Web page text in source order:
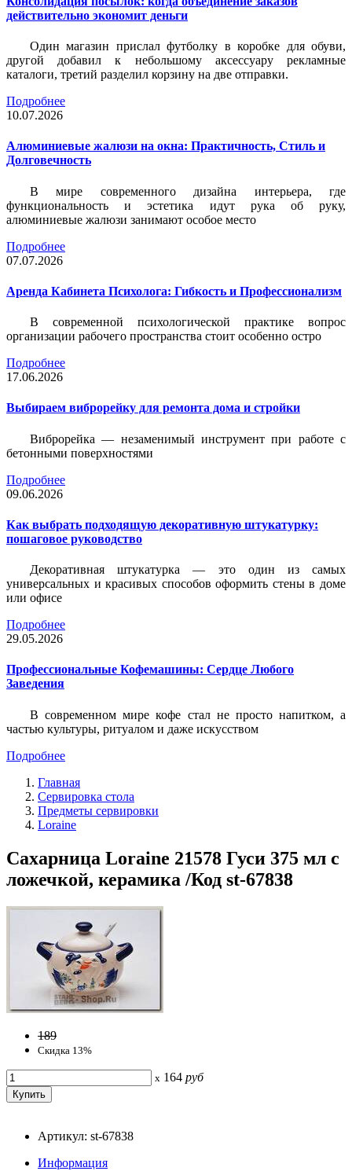
действительно экономит деньги
Один магазин прислал футболку в коробке для обуви,
другой добавил к небольшому аксессуару рекламные
каталоги, третий разделил корзину на две отправки.
Подробнее
10.07.2026
Алюминиевые жалюзи на окна: Практичность, Стиль и
Долговечность
В мире современного дизайна интерьера, где
функциональность и эстетика идут рука об руку,
алюминиевые жалюзи занимают особое место
Подробнее
07.07.2026
Аренда Кабинета Психолога: Гибкость и Профессионализм
В современной психологической практике вопрос
организации рабочего пространства стоит особенно остро
Подробнее
17.06.2026
Выбираем виброрейку для ремонта дома и стройки
Виброрейка — незаменимый инструмент при работе с
бетонными поверхностями
Подробнее
09.06.2026
Как выбрать подходящую декоративную штукатурку:
пошаговое руководство
Декоративная штукатурка — это один из самых
универсальных и красивых способов оформить стены в доме
или офисе
Подробнее
29.05.2026
Профессиональные Кофемашины: Сердце Любого
Заведения
В современном мире кофе стал не просто напитком, а
частью культуры, ритуалом и даже искусством
Подробнее
Главная
Сервировка стола
Предметы сервировки
Loraine
Сахарница Loraine 21578 Гуси 375 мл с
ложечкой, керамика /Код st-67838
189
Скидка 13%
x 164 руб
Артикул: st-67838
Информация